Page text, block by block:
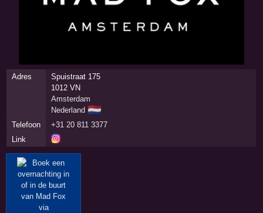
Adres
Spuistraat 175
1012 VN
Amsterdam
Nederland 🇳🇱
Telefoon
+31 20 811 3377
Link